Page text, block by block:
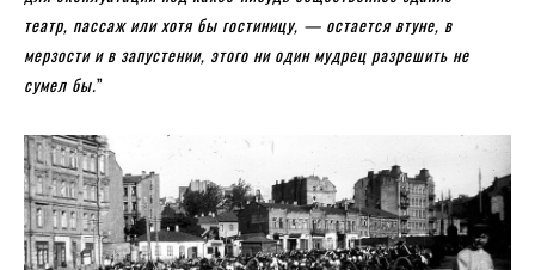
театр, пассаж или хотя бы гостиницу, — остается втуне, в
мерзости и в запустении, этого ни один мудрец разрешить не
сумел бы.”